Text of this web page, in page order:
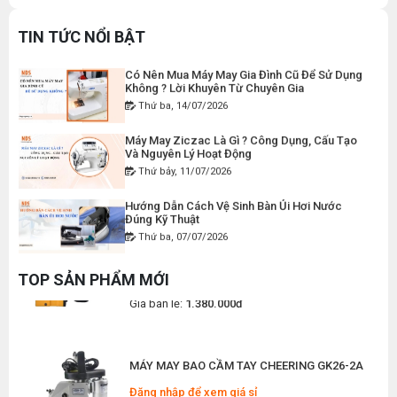
TIN TỨC NỔI BẬTThứ bảy, 18/07/2026
Không ? Lời Khuyên Từ Chuyên Gia
Thứ ba, 14/07/2026
Và Nguyên Lý Hoạt Động
Thứ bảy, 11/07/2026
Đúng Kỹ Thuật
Thứ ba, 07/07/2026
Hóa Giúp Xưởng May Tăng Năng Suất
Thứ tư, 01/07/2026
Máy Sang Chỉ Là Gì? Công Dụng, Cấu Tạo Và
TOP SẢN PHẨM MỚI
Đăng nhập để xem giá sỉ
Giá bán lẻ:
MÁY MAY BAO CẦM TAY CHẠY PIN GK9-520
Đăng nhập để xem giá sỉ
Giá bán lẻ:2.400.000đ
MÁY MAY BAO CẦM TAY GK9-500 KHÔNG BÌNH
DẦU
Giá bán lẻ:
Đăng nhập để xem giá sỉ
Giá bán lẻ: 2.780.000đ